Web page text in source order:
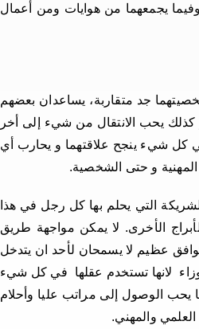
يجمعهما من هوايات ومن أعمال
جد متقاربة، يساعدان بعضهم
كذلك يحب الانتقال من شيء إلى أخر
في كل شيء ينجح علاقتهما و يحارب أي
و حتى الشخصية.
التي يحلم بها كل رجل في هذا
الأخرى. لا يمكن مواجهة طريق
عظيم لا يسمحان لأحد ان يتدخل
لانها تستخدم عقلها في كل شيء
يحب الوصول إلى مراتب عليا وأحلام
والمهني.